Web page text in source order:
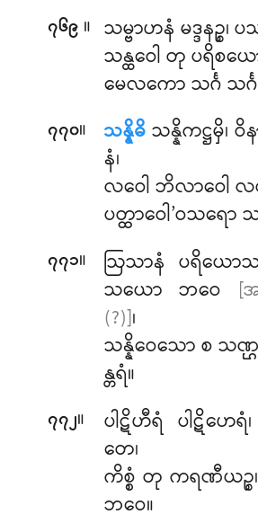
၇၆၉ ။ သမ္ဗာဟနံ မဒ္ဒနဉ္စ၊
သန္ထဝေါ တု ပရိစယေ
မေလကော သင်္ဂ သင်္ဂ
၇၇၀။ သန္နိဓိသန္နိကဋ္ဌမှိ
နံ၊
လဝေါ ဘိလာဝေါ လ
ပတ္ထာဝေါ’ဝသရော
၇၇၁။ ဩသာနံပရိယော
သယော ဘဝေ [
(?)]၊
သန္နိဝေသော စ သဏ္ဌ
န္တရံ။
၇၇၂။
ပါဋိဟီရံ ပါဋိဟေရံ
တေ၊
ကိစ္စံ တု ကရဏီယဉ္စ၊
ဘဝေ။